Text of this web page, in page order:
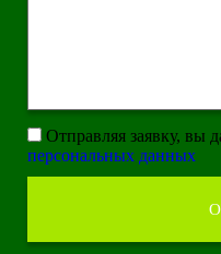
Отправляя заявку, вы
персональных данных